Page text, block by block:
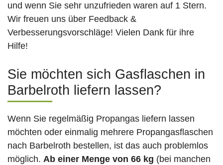
und wenn Sie sehr unzufrieden waren auf 1 Stern.
Wir freuen uns über Feedback &
Verbesserungsvorschläge! Vielen Dank für ihre
Hilfe!
Sie möchten sich Gasflaschen in
Barbelroth liefern lassen?
Wenn Sie regelmäßig Propangas liefern lassen
möchten oder einmalig mehrere Propangasflaschen
nach Barbelroth bestellen, ist das auch problemlos
möglich. Ab einer Menge von 66 kg (bei manchen